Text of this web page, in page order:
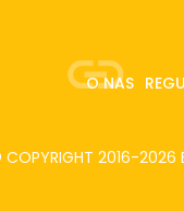
O NAS
2016-2026